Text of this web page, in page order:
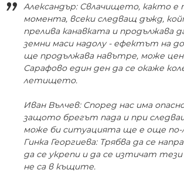
Александър: Свлачището, както е
момента, всеки следващ дъжд,
прелива канавката и продължава
земни маси надолу - ефектът на
ще продължава навътре, може
Сарафово един ден да се окаже
летището.
Иван Вълчев: Според нас има
защото брегът пада и при
може би ситуацията ще е още по-
Гинка Георгиева: Трябва да се
да се укрепи и да се изтичат тези
не са в къщите.